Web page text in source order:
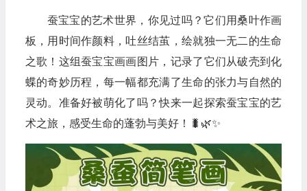
蚕宝宝的艺术世界，你见过吗？它们用桑叶作画
板，用时间作颜料，吐丝结茧，绘就独一无二的生命
之歌！这组蚕宝宝画画图片，记录了它们从破壳到化
蝶的奇妙历程，每一幅都充满了生命的张力与自然的
灵动。准备好被萌化了吗？快来一起探索蚕宝宝的艺
术之旅，感受生命的蓬勃与美好！🐛🌿✨